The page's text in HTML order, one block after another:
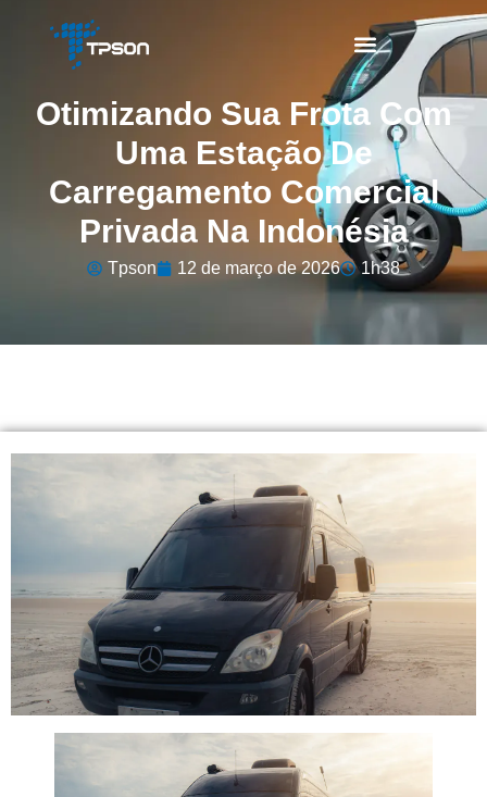
Otimizando Sua Frota Com
Uma Estação De
Carregamento Comercial
Privada Na Indonésia
Tpson 12 de março de 2026 1h38